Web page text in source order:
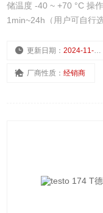
储温度 -40 ~ +70 °C 操
1min~24h（用户可自行
更新日期：2024-11-22
厂商性质：经销商